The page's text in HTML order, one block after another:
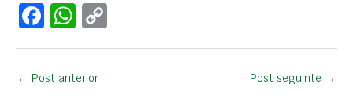
F
a
c
e
W
h
at
s
o
← Post anterior Post seguinte →